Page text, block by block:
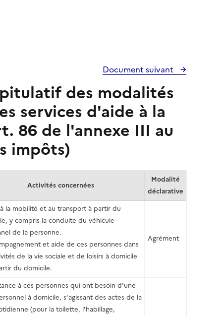
Document suivant
des modalités
services d'aide à la
86 de l'annexe III au
impôts)
Activités concernées
Modalité
déclarative
la mobilité et au transport à partir du
y compris la conduite du véhicule
de la personne.
et aide de ces personnes dans
de la vie sociale et de loisirs à domicile
du domicile.
Agrément
à ces personnes qui ont besoin d'une
à domicile, s'agissant des actes de la
(pour la toilette, l'habillage,